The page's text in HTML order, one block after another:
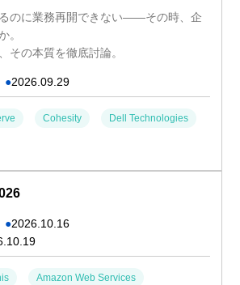
のに業務再開できない――その時、企
。
その本質を徹底討論。
●2026.09.29
Cohesity Dell Technologies
●2026.10.16
Amazon Web Services